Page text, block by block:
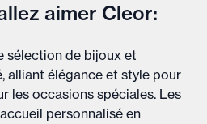
aimer Cleor:
sélection de bijoux et
alliant élégance et style pour
les occasions spéciales. Les
personnalisé en